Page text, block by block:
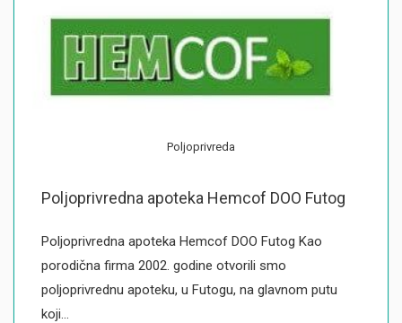
Poljoprivreda
Poljoprivredna apoteka Hemcof DOO Futog
Poljoprivredna apoteka Hemcof DOO Futog Kao
porodična firma 2002. godine otvorili smo
poljoprivrednu apoteku, u Futogu, na glavnom putu
koji…